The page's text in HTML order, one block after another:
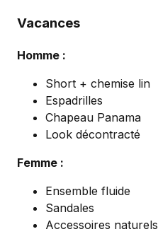
Vacances
Homme :
Short + chemise lin
Espadrilles
Chapeau Panama
Look décontracté
Femme :
Ensemble fluide
Sandales
Accessoires naturels